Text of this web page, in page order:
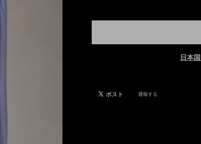
日本
通報する